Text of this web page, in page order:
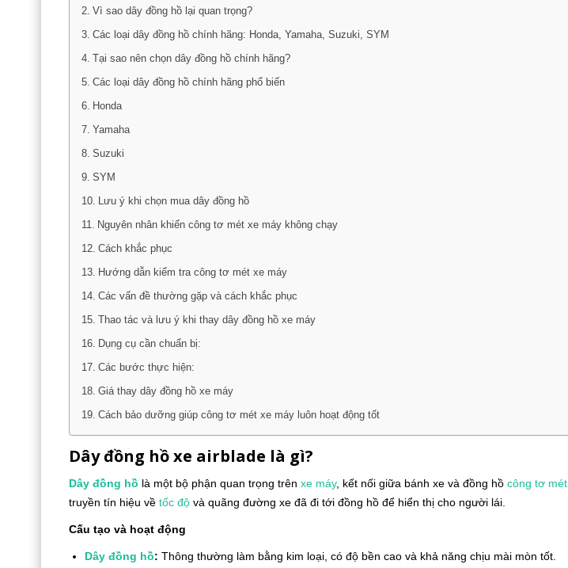
Vì sao dây đồng hồ lại quan trọng?
Các loại dây đồng hồ chính hãng: Honda, Yamaha, Suzuki, SYM
Tại sao nên chọn dây đồng hồ chính hãng?
Các loại dây đồng hồ chính hãng phổ biến
Honda
Yamaha
Suzuki
SYM
Lưu ý khi chọn mua dây đồng hồ
Nguyên nhân khiến công tơ mét xe máy không chạy
Cách khắc phục
Hướng dẫn kiểm tra công tơ mét xe máy
Các vấn đề thường gặp và cách khắc phục
Thao tác và lưu ý khi thay dây đồng hồ xe máy
Dụng cụ cần chuẩn bị:
Các bước thực hiện:
Giá thay dây đồng hồ xe máy
Cách bảo dưỡng giúp công tơ mét xe máy luôn hoạt động tốt
Dây đồng hồ xe airblade là gì?
Dây đồng hồ là một bộ phận quan trọng trên xe máy, kết nối giữa bánh xe và đồng hồ công tơ mét
truyền tín hiệu về tốc độ và quãng đường xe đã đi tới đồng hồ để hiển thị cho người lái.
Cấu tạo và hoạt động
Dây đồng hồ: Thông thường làm bằng kim loại, có độ bền cao và khả năng chịu mài mòn tốt.